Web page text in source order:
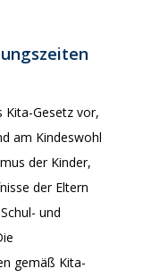
Kita-Gesetz vor,
am Kindeswohl
der Kinder,
der Eltern
und
gemäß Kita-